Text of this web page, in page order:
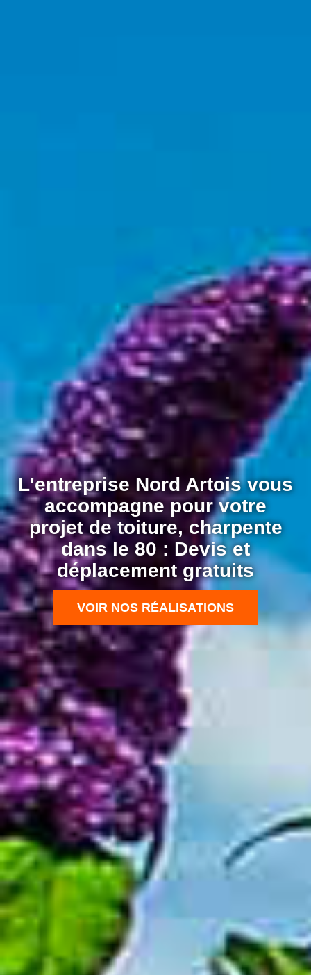
L'entreprise Nord Artois vous
accompagne pour votre
projet de toiture, charpente
dans le 80 : Devis et
déplacement gratuits
VOIR NOS RÉALISATIONS